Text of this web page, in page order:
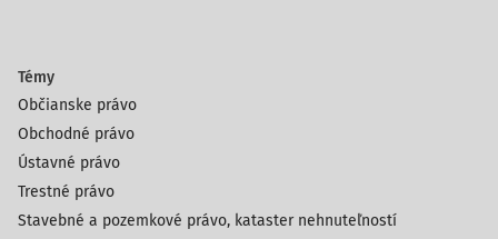
Témy
Občianske právo
Obchodné právo
Ústavné právo
Trestné právo
Stavebné a pozemkové právo, kataster nehnuteľností